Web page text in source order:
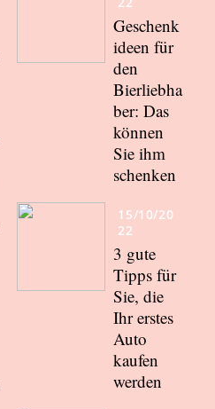
Geschenk
ideen für
den
Bierliebha
ber: Das
können
Sie ihm
schenken
15/10/20
22
3 gute
Tipps für
Sie, die
Ihr erstes
Auto
kaufen
werden